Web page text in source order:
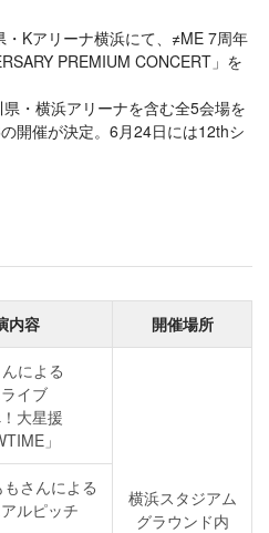
Kアリーナ横浜にて、≠ME 7周年
PREMIUM CONCERT」を
・横浜アリーナを含む全5会場を
開催が決定。6月24日には12thシ
内容 開催場所
による
イブ
！大星援
」
横浜スタジアム
グラウンド内
さんによる
ルピッチ